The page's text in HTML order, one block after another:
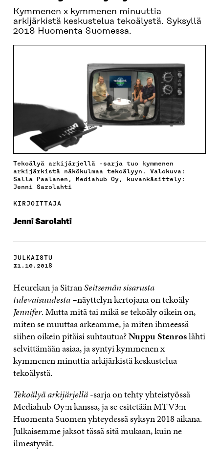
Kymmenen x kymmenen minuuttia
arkijärkistä keskustelua tekoälystä. Syksyllä
2018 Huomenta Suomessa.
Tekoälyä arkijärjellä -sarja tuo kymmenen
arkijärkistä näkökulmaa tekoälyyn. Valokuva:
Salla Paalanen, Mediahub Oy, kuvankäsittely:
Jenni Sarolahti
KIRJOITTAJA
Jenni Sarolahti
JULKAISTU
31.10.2018
Heurekan ja SitranSeitsemän sisarusta
tulevaisuudesta –näyttelyn kertojana on tekoäly
Jennifer. Mutta mitä tai mikä se tekoäly oikein on,
miten se muuttaa arkeamme, ja miten ihmeessä
siihen oikein pitäisi suhtautua?Nuppu Stenroslähti
selvittämään asiaa, ja syntyi kymmenen x
kymmenen minuttia arkijärkistä keskustelua
tekoälystä.
Tekoälyä arkijärjellä-sarja on tehty yhteistyössä
Mediahub Oy:n kanssa, ja se esitetään MTV3:n
Huomenta Suomen yhteydessä syksyn 2018 aikana.
Julkaisemme jaksot tässä sitä mukaan, kuin ne
ilmestyvät.